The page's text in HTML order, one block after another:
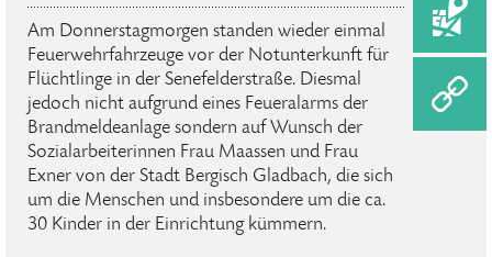
Am Donnerstagmorgen standen wieder einmal
Feuerwehrfahrzeuge vor der Notunterkunft für
Flüchtlinge in der Senefelderstraße. Diesmal
jedoch nicht aufgrund eines Feueralarms der
Brandmeldeanlage sondern auf Wunsch der
Sozialarbeiterinnen Frau Maassen und Frau
Exner von der Stadt Bergisch Gladbach, die sich
um die Menschen und insbesondere um die ca.
30 Kinder in der Einrichtung kümmern.